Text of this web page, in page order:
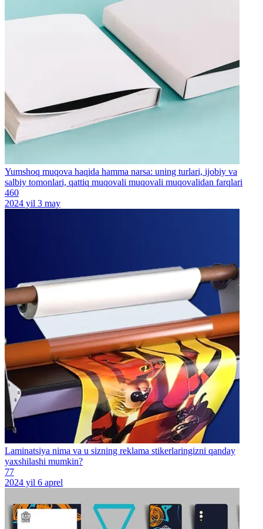
Yumshoq muqova haqida hamma narsa: uning turlari, ijobiy va
salbiy tomonlari, qattiq muqovali muqovali muqovalidan farqlari
460
2024 yil 3 may
Laminatsiya nima va u sizning reklama stikerlaringizni qanday
yaxshilashi mumkin?
77
2024 yil 6 aprel